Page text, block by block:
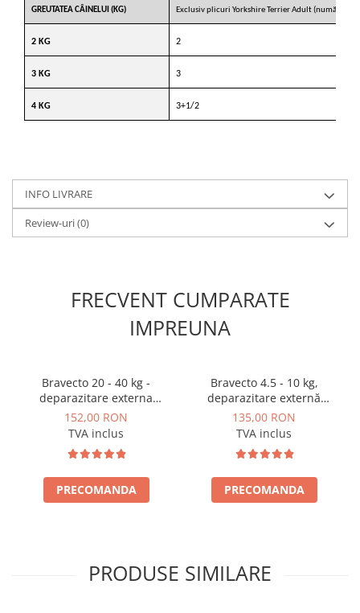
GREUTATEA CÂINELUI (KG) Exclusiv plicuri Yorkshire Terrier Adult (număr
2 KG 2
3 KG 3
4 KG 3+1/2
INFO LIVRARE
Review-uri(0)
FRECVENT CUMPARATE
IMPREUNA
Bravecto 20 - 40 kg -
deparazitare externa
pentru caini
152,00 RON
TVA inclus
PRECOMANDA
Bravecto 4.5 - 10 kg,
deparazitare externă
pentru câini
135,00 RON
TVA inclus
PRECOMANDA
PRODUSE SIMILARE